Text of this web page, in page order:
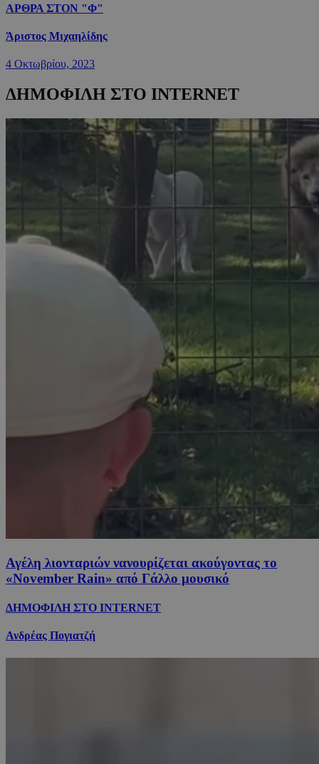
ΑΡΘΡΑ ΣΤΟΝ "Φ"
Άριστος Μιχαηλίδης
4 Οκτωβρίου, 2023
ΔΗΜΟΦΙΛΗ ΣΤΟ INTERNET
Αγέλη λιονταριών νανουρίζεται ακούγοντας το
«November Rain» από Γάλλο μουσικό
ΔΗΜΟΦΙΛΗ ΣΤΟ INTERNET
Ανδρέας Πογιατζή